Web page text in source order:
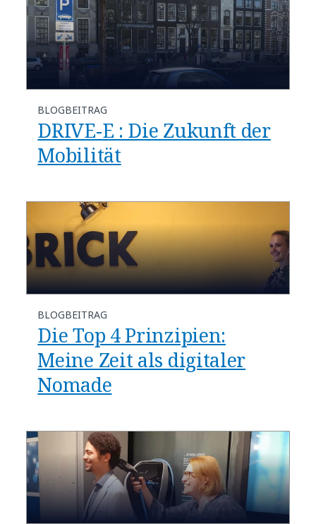
BLOGBEITRAG
DRIVE-E : Die Zukunft der
Mobilität
BLOGBEITRAG
Die Top 4 Prinzipien:
Meine Zeit als digitaler
Nomade